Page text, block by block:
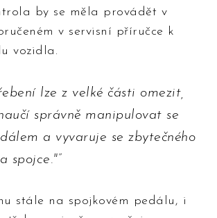
by se měla provádět v
v servisní příručce k
vozidla.
lze z velké části omezit,
správně manipulovat se
a vyvaruje se zbytečného
spojce."
stále na spojkovém pedálu, i